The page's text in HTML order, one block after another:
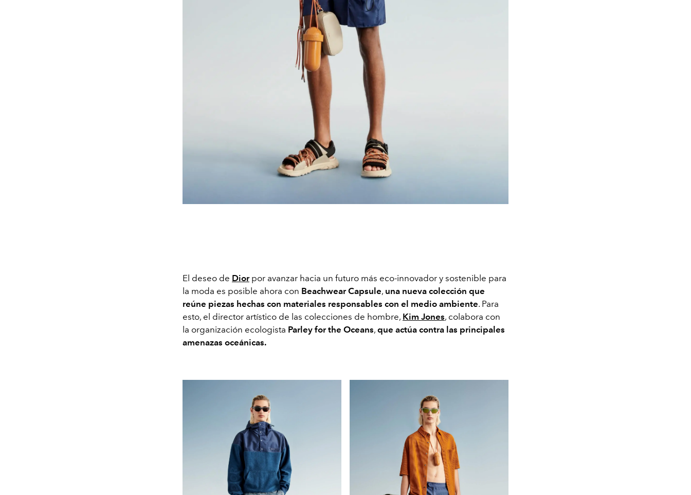
El deseo de Diorpor avanzar hacia un futuro más eco-innovador y sostenible para
la moda es posible ahora con BeachwearCapsule, una nueva colección que
reúne piezas hechas con materiales responsables con el medio ambiente. Para
esto, el director artístico de las colecciones de hombre, Kim Jones, colabora con
la organización ecologista Parley for the Oceans, que actúa contra las principales
amenazas oceánicas.